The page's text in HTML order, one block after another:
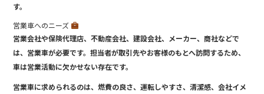
す。
営業車へのニーズ
営業会社や保険代理店、不動産会社、建設会社、メーカー、商社などで
は、営業車が必要です。担当者が取引先やお客様のもとへ訪問するため、
車は営業活動に欠かせない存在です。
営業車に求められるのは、燃費の良さ、運転しやすさ、清潔感、会社イメ